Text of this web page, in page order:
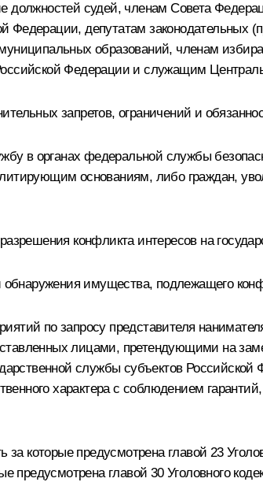
судей, членам Совета
депутатам законодательных
образований, членам
Федерации и служащим
запретов, ограничений и
в органах федеральной службы
основаниям, либо граждан,
конфликта интересов на
обнаружения имущества, подлежащего
по запросу представителя
лицами, претендующими на
службы субъектов
характера с соблюдением
которые предусмотрена главой 23
предусмотрена главой 30 Уголовного